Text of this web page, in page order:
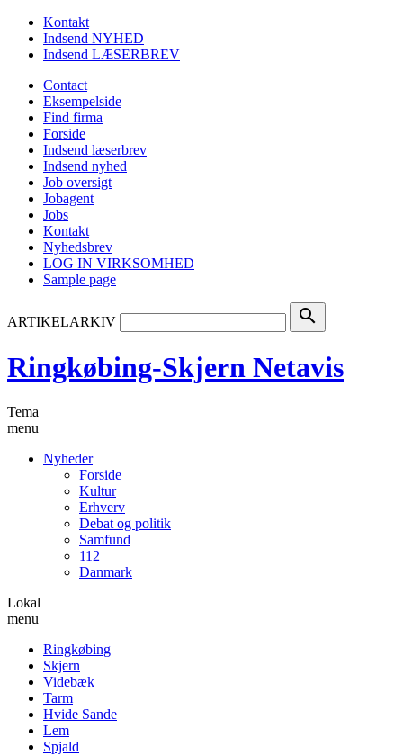
Kontakt
Indsend NYHED
Indsend LÆSERBREV
Contact
Eksempelside
Find firma
Forside
Indsend læserbrev
Indsend nyhed
Job oversigt
Jobagent
Jobs
Kontakt
Nyhedsbrev
LOG IN VIRKSOMHED
Sample page
ARTIKELARKIV search
Ringkøbing-Skjern Netavis
Tema
menu
Nyheder
Forside
Kultur
Erhverv
Debat og politik
Samfund
112
Danmark
Lokal
menu
Ringkøbing
Skjern
Videbæk
Tarm
Hvide Sande
Lem
Spjald